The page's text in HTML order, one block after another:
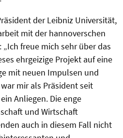
der Leibniz Universität,
mit der hannoverschen
freue mich sehr über das
ehrgeizige Projekt auf eine
mit neuen Impulsen und
mir als Präsident seit
Anliegen. Die enge
und Wirtschaft
auch in diesem Fall nicht